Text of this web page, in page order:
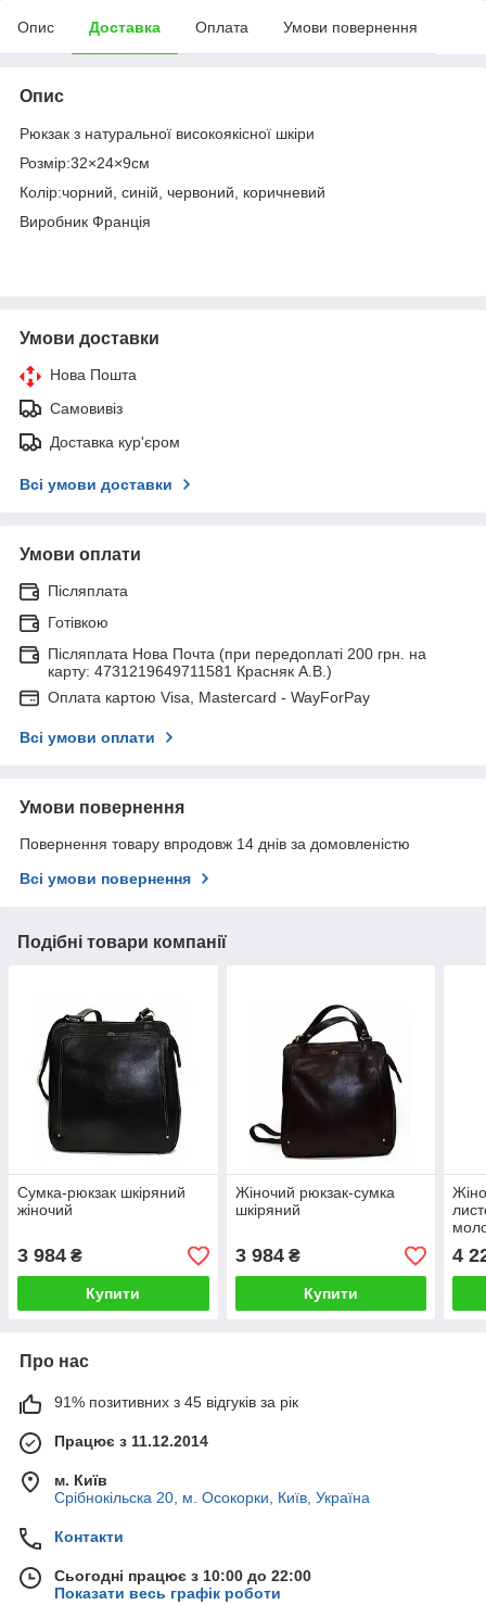
Опис Доставка Оплата Умови повернення
Опис
Рюкзак з натуральної високоякісної шкіри
Розмір:32×24×9см
Колір:чорний, синій, червоний, коричневий
Виробник Франція
Умови доставки
Нова Пошта
Самовивіз
Доставка кур'єром
Всі умови доставки
Умови оплати
Післяплата
Готівкою
Післяплата Нова Почта (при передоплаті 200 грн. на
карту: 4731219649711581 Красняк А.В.)
Оплата картою Visa, Mastercard - WayForPay
Всі умови оплати
Умови повернення
Повернення товару впродовж 14 днів за домовленістю
Всі умови повернення
Подібні товари компанії
Сумка-рюкзак шкіряний
жіночий
3 984 ₴
Купити
Жіночий рюкзак-сумка
шкіряний
3 984₴
Купити
4
Про нас
91% позитивних з 45 відгуків за рік
Працює з 11.12.2014
м. Київ
Срібнокільска 20, м. Осокорки, Київ, Україна
Контакти
Сьогодні працює з 10:00 до 22:00
Показати весь графік роботи